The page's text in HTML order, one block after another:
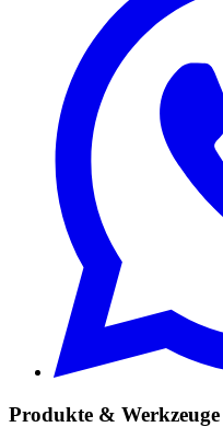
Produkte & Werkzeuge